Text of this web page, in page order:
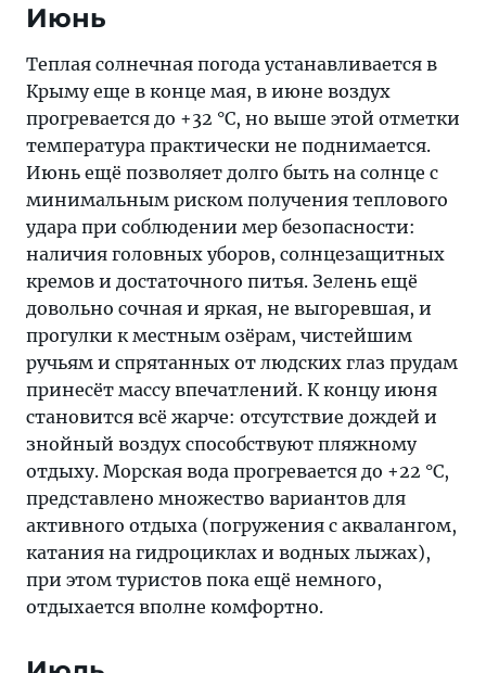
Июнь
Теплая солнечная погода устанавливается в
Крыму еще в конце мая, в июне воздух
прогревается до +32 °C, но выше этой отметки
температура практически не поднимается.
Июнь ещё позволяет долго быть на солнце с
минимальным риском получения теплового
удара при соблюдении мер безопасности:
наличия головных уборов, солнцезащитных
кремов и достаточного питья. Зелень ещё
довольно сочная и яркая, не выгоревшая, и
прогулки к местным озёрам, чистейшим
ручьям и спрятанных от людских глаз прудам
принесёт массу впечатлений. К концу июня
становится всё жарче: отсутствие дождей и
знойный воздух способствуют пляжному
отдыху. Морская вода прогревается до +22 °C,
представлено множество вариантов для
активного отдыха (погружения с аквалангом,
катания на гидроциклах и водных лыжах),
при этом туристов пока ещё немного,
отдыхается вполне комфортно.